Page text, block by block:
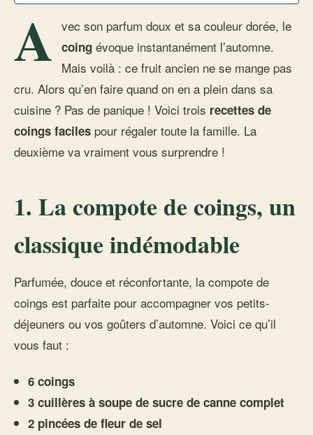
A vec son parfum doux et sa couleur dorée, le
coing évoque instantanément l’automne.
Mais voilà : ce fruit ancien ne se mange pas
cru. Alors qu’en faire quand on en a plein dans sa
cuisine ? Pas de panique ! Voici trois recettes de
coings faciles pour régaler toute la famille. La
deuxième va vraiment vous surprendre !
1. La compote de coings, un
classique indémodable
Parfumée, douce et réconfortante, la compote de
coings est parfaite pour accompagner vos petits-
déjeuners ou vos goûters d’automne. Voici ce qu’il
vous faut :
6 coings
3 cuillères à soupe de sucre de canne complet
2 pincées de fleur de sel